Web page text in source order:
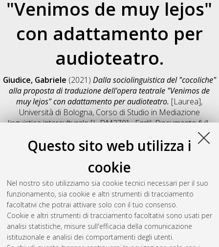
Questo sito web utilizza i
cookie
Nel nostro sito utilizziamo sia cookie tecnici necessari per il suo
funzionamento, sia cookie e altri strumenti di tracciamento
facoltativi che potrai attivare solo con il tuo consenso.
Cookie e altri strumenti di tracciamento facoltativi sono usati per
analisi statistiche, misure sull'efficacia della comunicazione
istituzionale e analisi dei comportamenti degli utenti.
"Venimos de muy lejos"
con adattamento per
audioteatro.
Giudice, Gabriele (2021) Dalla sociolinguistica del "cocoliche"
alla proposta di traduzione dell'opera teatrale "Venimos de
muy lejos" con adattamento per audioteatro. [Laurea],
Università di Bologna, Corso di Studio in Mediazione
linguistica interculturale [L-DM270] - Forli', Documento full-
Salva citazione
Condividi
Il full-text non è disponibile per scelta dell'autore. (
Abstract
Altri metadati
Gestione del documento: